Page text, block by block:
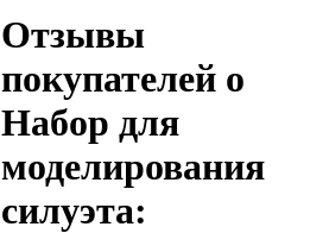
Отзывы
покупателей о
Набор для
моделирования
силуэта: